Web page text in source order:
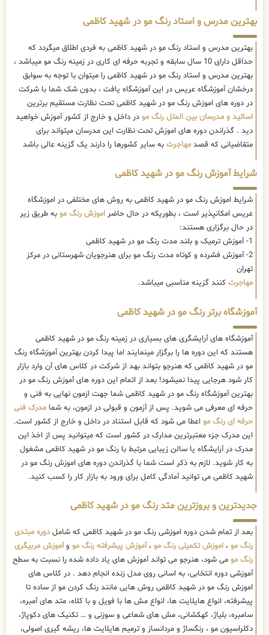
بهترین مدرس و استاد رنگ مو در شهید کاظمی
بهترین مدرس و استاد رنگ مو در شهید کاظمی به فردی اطلاق میگردد که
حداقل دارای 10 سال سابقه و تجربه حرفه ای کاری در زمینه رنگ مو میباشد ،
بهترین مدرس و استاد رنگ مو در شهید کاظمی را میتوان با توجه به سوابق
درخشان آموزشگاه عریس در این آموزشگاه یافت ، بدون شک شما با شرکت
در دوره های اموزش رنگ مو در شهید کاظمی تحت نظارت مستقیم برترین
اساتید و مدرسان بین الملل رنگ مو در داخل و خارج از کشور آموزش خواهید
دید . گذراندن دوره های اموزش تحت نظارت این مدرسان میتواند برای
متقاضیانی که قصد مهاجرت به سایر کشورها را دارند یک گزینه عالی باشد
شرایط آموزش رنگ مو در شهید کاظمی
شرایط اموزش رنگ مو در شهید کاظمی به روش های مختلفی در اموزشگاه
عریس امکانپذیر است ، بطوریکه در حال حاضر اموزش رنگ مو به طریق زیر
در حال برگزاری هستند:
1- آموزش ترمیک و بلند مدت رنگ مو در شهید کاظمی
2- آموزش فشرده و کوتاه مدت رنگ مو برای هنرجویان شهرستانی در مرکز
تهران
مهاجرت کنند گزینه مناسبی میباشد.
آموزشگاه برتر رنگ مو در شهید کاظمی
آموزشگاه های آرایشگری های بسیاری در زمینه رنگ مو در شهید کاظمی
هستند که این دوره ها را برگزار مینمایند اما پیدا کردن بهترین آموزشگاه رنگ
مو در شهید کاظمی که هنرجو بتواند بهد از شرکت در کلاس های آن وارد بازار
کار شود هرجایی پیدا نمیشود! بعد از اتمام این دوره های آموزش رنگ مو در
بهترین آموزشگاه رنگ مو در شهید کاظمی شما جهت ازمون نهایی به فنی و
حرفه ای معرفی می شوید. پس از آزمون و قبولی در ازمون، به شما مدرک فنی
حرفه ای رنگ مو اعطا می شود که قابل استناد در داخل و خارج از کشور است.
این مدرک جزء معتبرترین مدارک در کشور است که میتوانید پس از اخذ این
مدرک در آرایشگاه یا سالن زیبایی مرتبط با رنگ مو در شهید کاظمی مشغول
به کار شوید. لازم به ذکر است شما با گذراندن دوره های اموزش رنگ مو در
شهید کاظمی می توانید آمادگی کامل برای ورود به بازار کار را کسب کنید.
جدیدترین و بروزترین متد رنگ مو در شهید کاظمی
بعد از تمام شدن دوره اموزشی رنگ مو در شهید کاظمی که شاملدوره مبتدی
رنگ مو ، اموزش تکمیلی رنگ مو ،آموزش پیشرفته رنگ مو وآموزش مربیگری
رنگ مو می شود، هنرجو می تواند آموزش های یاد داده شده را نسبت به سطح
آموزشی دوره انتخابی، به اسانی روی مدل زنده انجام دهد . در کلاس های
اموزش رنگ مو در شهید کاظمی روش هایی مانند رنگ کردن مو از ساده تا
پیشرفته، انواع هایلایت ها، انواع مش ها با فویل و با کلاه، متد های آمبره،
سامبره، بلیاژ، کهکشانی، مش های شعاعی و سوزنی و … تکنیک های دکوپاژ،
دکلراسیون مو ، رنگساژ و مردانساز و ترمیم هایلایت ها، ریشه گیری اصولی،